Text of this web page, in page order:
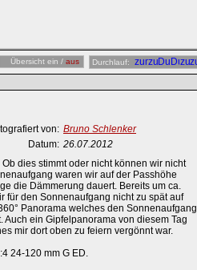
Übersicht ein / aus Durchlauf:
von: Bruno Schlenker
Datum: 26.07.2012
dies stimmt oder nicht können wir nicht
waren wir auf der Passhöhe
die Dämmerung dauert. Bereits um ca.
für den Sonnenaufgang nicht zu spät auf
Panorama welches den Sonnenaufgang
ein Gipfelpanorama von diesem Tag
mir dort oben zu feiern vergönnt war.
24-120 mm G ED.